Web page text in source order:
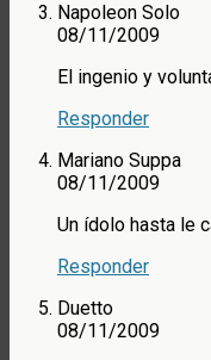
Napoleon Solo
08/11/2009
El ingenio y
Responder
Mariano Suppa
08/11/2009
Un ídolo hasta le
Responder
Duetto
08/11/2009